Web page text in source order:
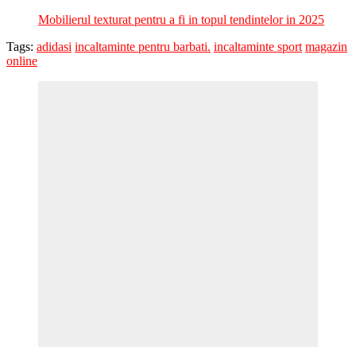
Mobilierul texturat pentru a fi in topul tendintelor in 2025
Tags: adidasi incaltaminte pentru barbati. incaltaminte sport magazin
online